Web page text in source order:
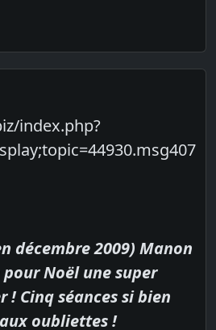
index.php?
décembre 2009) Manon
Noël une super
Cinq séances si bien
oubliettes !